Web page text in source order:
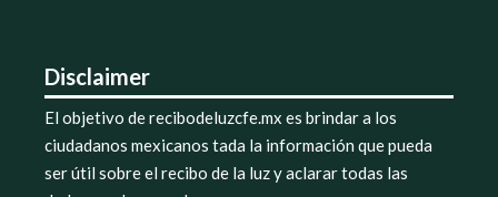
Disclaimer
El objetivo de recibodeluzcfe.mx es brindar a los
ciudadanos mexicanos tada la información que pueda
ser útil sobre el recibo de la luz y aclarar todas las